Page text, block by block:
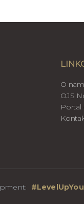
O
OJS
Portal